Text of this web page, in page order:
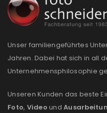
PASSWORT VERGESSEN?
REGISTRIEREN
Unser familiengeführtes
Jahren. Dabei hat sich in all
Unternehmensphilosophie
Unseren Kunden das beste
Foto, Video und